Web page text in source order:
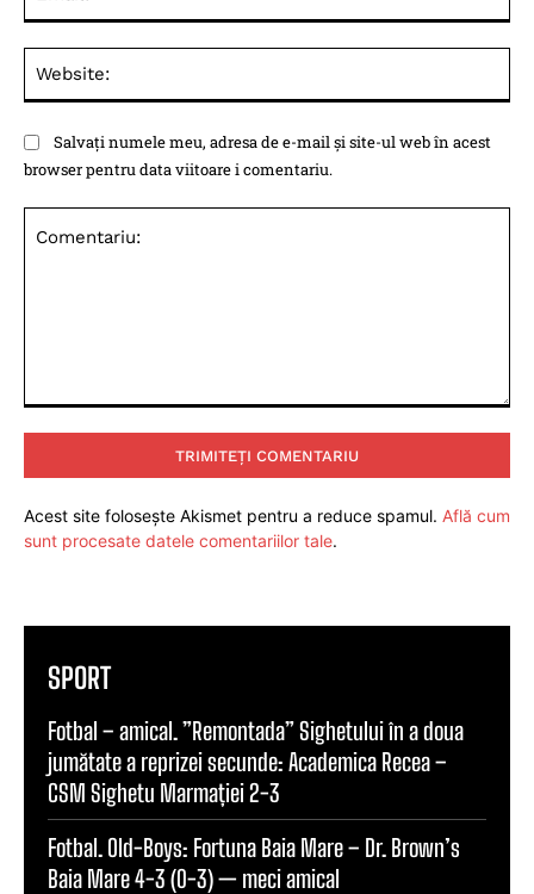
Salvați numele meu, adresa de e-mail și site-ul web în acest
browser pentru data viitoare i comentariu.
Acest site folosește Akismet pentru a reduce spamul. Află cum
sunt procesate datele comentariilor tale.
SPORT
Fotbal – amical. ”Remontada” Sighetului în a doua
jumătate a reprizei secunde: Academica Recea –
CSM Sighetu Marmației 2-3
Fotbal. Old-Boys: Fortuna Baia Mare – Dr. Brown’s
Baia Mare 4-3 (0-3) — meci amical